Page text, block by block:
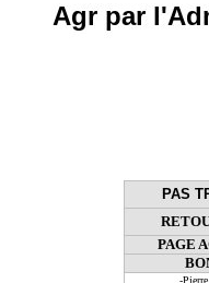
Agr par
PAS
PAGE